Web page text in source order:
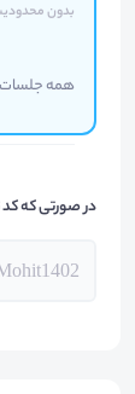
بدون
همه جلسات
در صورتی که کد